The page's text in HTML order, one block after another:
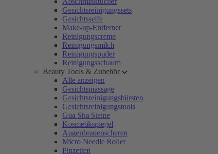
Gesichtsreinigungssets
Gesichtsseife
Make-up-Entferner
Reinigungscreme
Reinigungsmilch
Reinigungspuder
Reinigungsschaum
Beauty Tools & Zubehör
Alle anzeigen
Gesichtsmassage
Gesichtsreinigungsbürsten
Gesichtsreinigungstools
Gua Sha Steine
Kosmetikspiegel
Augenbrauenscheren
Micro Needle Roller
Pinzetten